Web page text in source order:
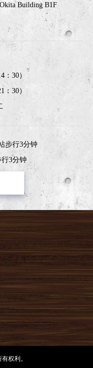
Building B1F
：30）
：30）
步行3分钟
3分钟
权利。